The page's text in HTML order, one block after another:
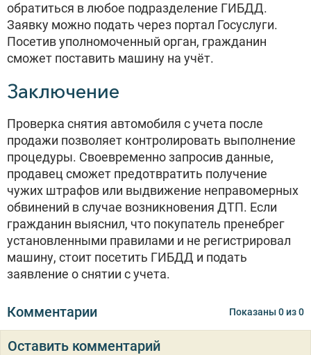
обратиться в любое подразделение ГИБДД.
Заявку можно подать через портал Госуслуги.
Посетив уполномоченный орган, гражданин
сможет поставить машину на учёт.
Заключение
Проверка снятия автомобиля с учета после
продажи позволяет контролировать выполнение
процедуры. Своевременно запросив данные,
продавец сможет предотвратить получение
чужих штрафов или выдвижение неправомерных
обвинений в случае возникновения ДТП. Если
гражданин выяснил, что покупатель пренебрег
установленными правилами и не регистрировал
машину, стоит посетить ГИБДД и подать
заявление о снятии с учета.
Комментарии Показаны0 из0
Оставить комментарий